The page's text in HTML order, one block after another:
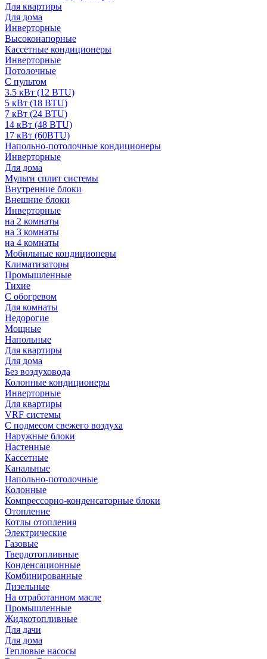
Для квартиры
Для дома
Инверторные
Высоконапорные
Кассетные кондиционеры
Инверторные
Потолочные
С пультом
3.5 кВт (12 BTU)
5 кВт (18 BTU)
7 кВт (24 BTU)
14 кВт (48 BTU)
17 кВт (60BTU)
Напольно-потолочные кондиционеры
Инверторные
Для дома
Мульти сплит системы
Внутренние блоки
Внешние блоки
Инверторные
на 2 комнаты
на 3 комнаты
на 4 комнаты
Мобильные кондиционеры
Климатизаторы
Промышленные
Тихие
С обогревом
Для комнаты
Недорогие
Мощные
Напольные
Для квартиры
Для дома
Без воздуховода
Колонные кондиционеры
Инверторные
Для квартиры
VRF системы
С подмесом свежего воздуха
Наружные блоки
Настенные
Кассетные
Канальные
Напольно-потолочные
Колонные
Компрессорно-конденсаторные блоки
Отопление
Котлы отопления
Электрические
Газовые
Твердотопливные
Конденсационные
Комбинированные
Дизельные
На отработанном масле
Промышленные
Жидкотопливные
Для дачи
Для дома
Тепловые насосы